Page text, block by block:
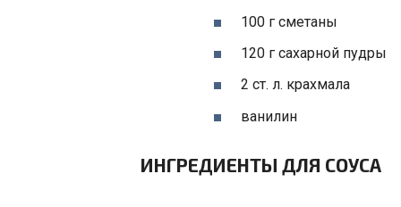
100 г сметаны
120 г сахарной пудры
2 ст. л. крахмала
ванилин
ИНГРЕДИЕНТЫ ДЛЯ СОУСА